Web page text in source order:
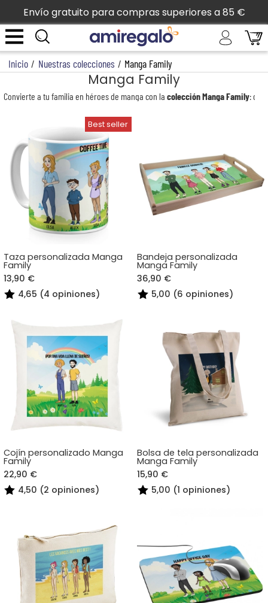
Envío gratuito para compras superiores a 85 €
Inicio / Nuestras colecciones / Manga Family
Manga Family
Convierte a tu familia en héroes de manga con lacolección Manga Family:
Taza personalizada Manga
Family
13,90 €
4,65 (4 opiniones)
Bandeja personalizada
Manga Family
36,90 €
5,00 (6 opiniones)
Cojín personalizado Manga
Family
22,90 €
4,50 (2 opiniones)
Bolsa de tela personalizada
Manga Family
15,90 €
5,00 (1 opiniones)